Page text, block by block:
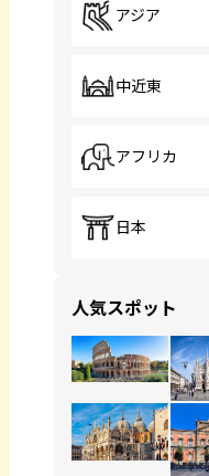
アジア
中近東
アフリカ
日本
人気スポット